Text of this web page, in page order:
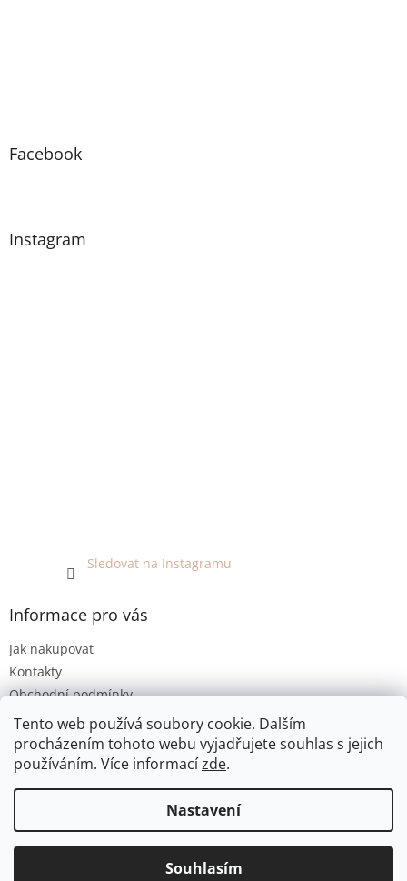
Tento web používá soubory cookie. Dalším
procházením tohoto webu vyjadřujete souhlas s jejich
používáním. Více informacízde.
Nastavení
Souhlasím
Jsme bezobalový prodej v Olomouci. E-shop umožňuje pouze
Facebook
Instagram
Sledovat na Instagramu
Informace pro vás
Jak nakupovat
Kontakty
Obchodní podmínky
Podmínky ochrany osobních údajů
Copyright 2026EKO KOUTEK. Všechna práva vyhrazena.
Upravit nastavení cookies